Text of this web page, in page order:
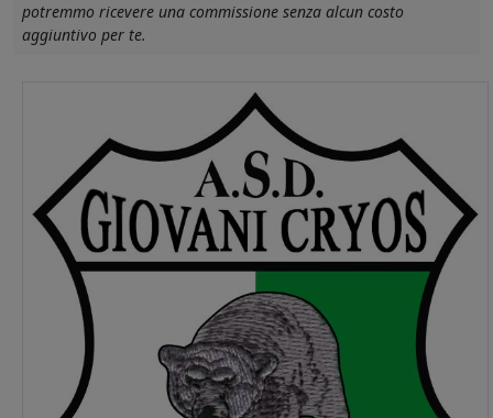
potremmo ricevere una commissione senza alcun costo
aggiuntivo per te.